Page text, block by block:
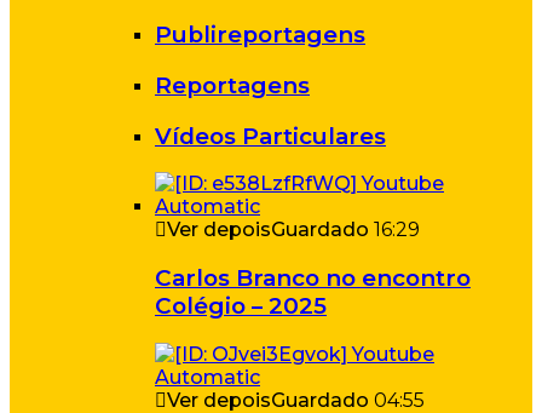
Publireportagens
Reportagens
Vídeos Particulares
Ver depoisGuardado 16:29
Carlos Branco no encontro
Colégio – 2025
Ver depoisGuardado 04:55